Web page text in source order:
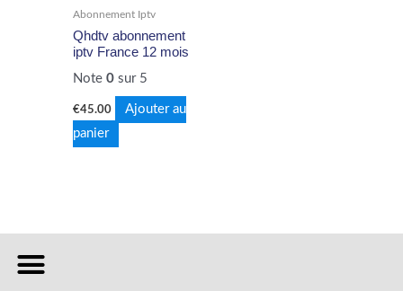
Abonnement Iptv
Qhdtv abonnement
iptv France 12 mois
Note0 sur 5
€45.00
Ajouter au
panier